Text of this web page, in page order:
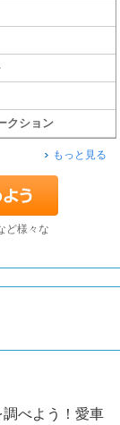
クション
もっと見る
ど様々な
べよう！愛車